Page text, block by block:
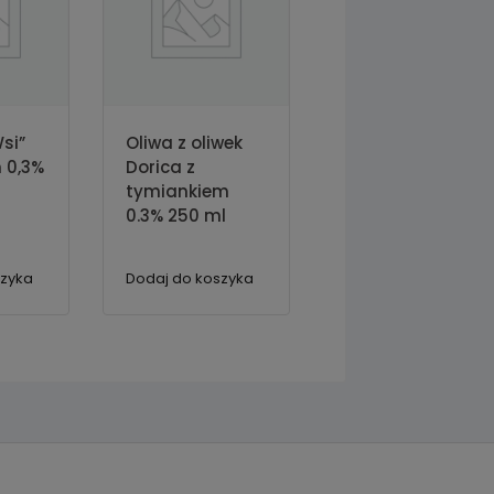
Oliwa z oliwek
Dorica z
tymiankiem
0.3% 250 ml
Dodaj do koszyka